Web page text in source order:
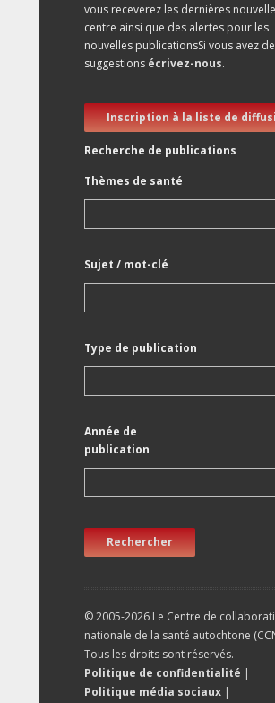
vous receverez les dernières
centre ainsi que des alertes pour les
nouvelles publicationsSi vous avez
suggestions écrivez-nous.
Inscription à la liste de
Recherche de publications
Thèmes de santé
Sujet / mot-clé
Type de publication
Année de
publication
Rechercher
© 2005-2026 Le Centre de
nationale de la santé autochtone
Tous les droits sont réservés.
Politique de confidentialité |
Politique média sociaux |